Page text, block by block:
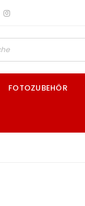
FOTOZUBEHÖR